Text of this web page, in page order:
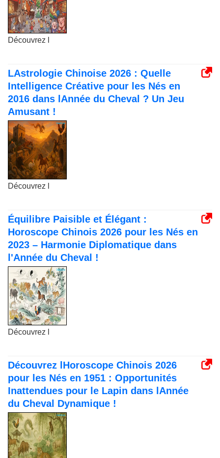
Découvrez l
LAstrologie Chinoise 2026 : Quelle
Intelligence Créative pour les Nés en
2016 dans lAnnée du Cheval ? Un Jeu
Amusant !
Découvrez l
Équilibre Paisible et Élégant :
Horoscope Chinois 2026 pour les Nés en
2023 – Harmonie Diplomatique dans
l'Année du Cheval !
Découvrez l
Découvrez lHoroscope Chinois 2026
pour les Nés en 1951 : Opportunités
Inattendues pour le Lapin dans lAnnée
du Cheval Dynamique !